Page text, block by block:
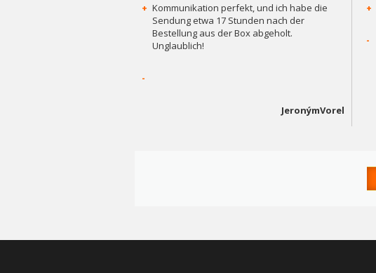
+ Kommunikation perfekt, und ich habe die
Sendung etwa 17 Stunden nach der
Bestellung aus der Box abgeholt.
Unglaublich!
-
JeronýmVorel
+
-